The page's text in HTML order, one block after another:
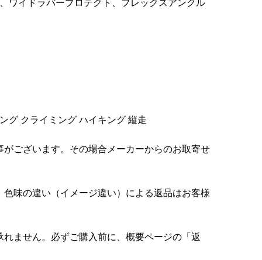
ワイドラバープロテクト、フレックスアンクル
グ クライミング ハイキング 縦走
ございます。その場合メーカーからのお取寄せ
味の違い（イメージ違い）による返品はお客様
ません。必ずご購入前に、概要ページの「返